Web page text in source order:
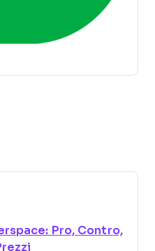
Window
Pro, Contro,